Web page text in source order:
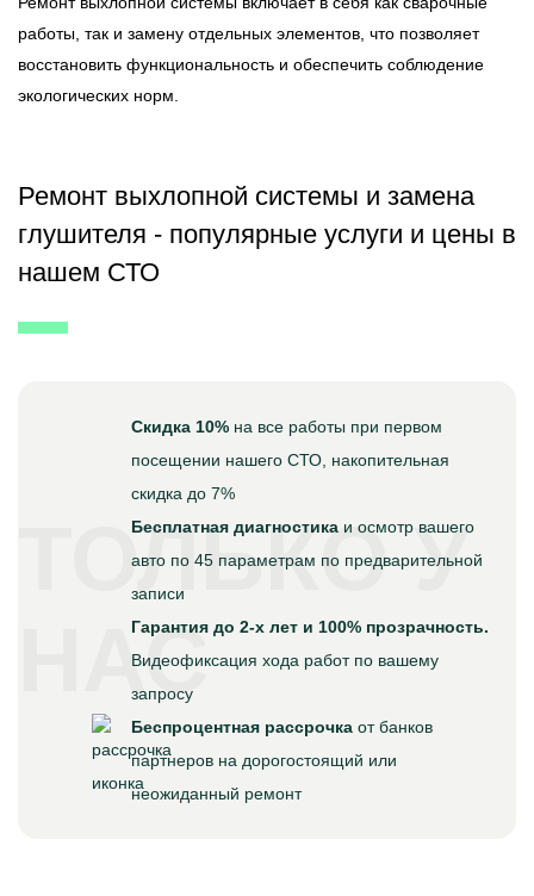
работы, так и замену отдельных элементов, что позволяет
восстановить функциональность и обеспечить соблюдение
экологических норм.
Ремонт выхлопной системы и замена
глушителя - популярные услуги и цены в
нашем СТО
Скидка 10% на все работы при первом
посещении нашего СТО, накопительная
скидка до 7%
Бесплатная диагностика и осмотр вашего
авто по 45 параметрам по предварительной
записи
Гарантия до 2-х лет и 100% прозрачность.
Видеофиксация хода работ по вашему
запросу
Беспроцентная рассрочка от банков
партнеров на дорогостоящий или
неожиданный ремонт
ТОЛЬКО У
НАС